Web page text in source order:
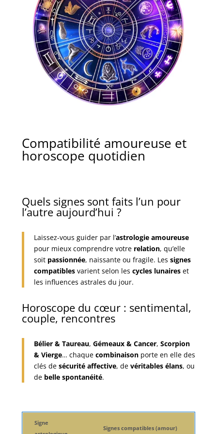
Compatibilité amoureuse et
horoscope quotidien
Quels signes sont faits l’un pour
l’autre aujourd’hui ?
Laissez-vous guider par l’astrologie amoureuse
pour mieux comprendre votre relation, qu’elle
soit passionnée, naissante ou fragile. Les signes
compatiblesvarient selon les cycles lunaireset
les influences astrales du jour.
Horoscope du cœur : sentimental,
couple, rencontres
Bélier & Taureau, Gémeaux & Cancer, Scorpion
& Vierge… chaque combinaisonporte en elle des
clés de sécurité affective, de véritables élans, ou
de belle spontanéité.
Signe
Signes compatibles (amour)